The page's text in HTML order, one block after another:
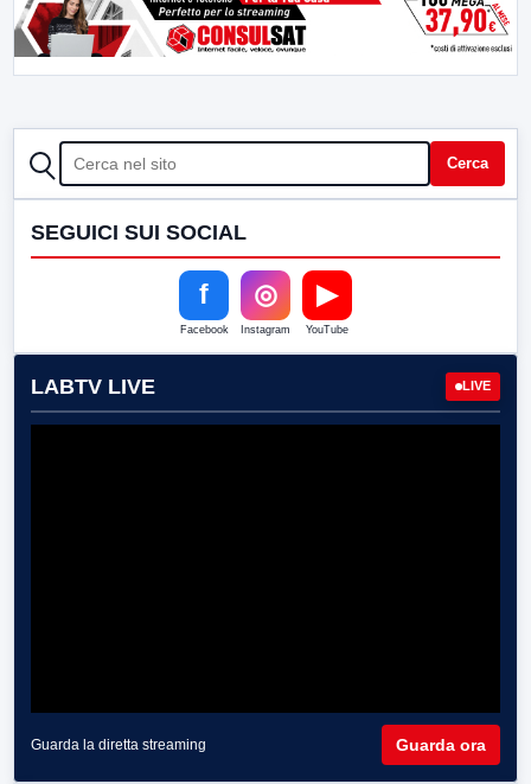
CERCA Cerca
SEGUICI SUI SOCIAL
f
Facebook
◎
Instagram
▶
YouTube
LABTV LIVE LIVE
Guarda la diretta streaming Guarda ora